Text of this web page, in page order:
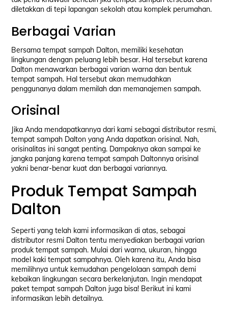
diletakkan di tepi lapangan sekolah atau komplek perumahan.
Berbagai Varian
Bersama tempat sampah Dalton, memiliki kesehatan
lingkungan dengan peluang lebih besar. Hal tersebut karena
Dalton menawarkan berbagai varian warna dan bentuk
tempat sampah. Hal tersebut akan memudahkan
penggunanya dalam memilah dan memanajemen sampah.
Orisinal
Jika Anda mendapatkannya dari kami sebagai distributor resmi,
tempat sampah Dalton yang Anda dapatkan orisinal. Nah,
orisinalitas ini sangat penting. Dampaknya akan sampai ke
jangka panjang karena tempat sampah Daltonnya orisinal
yakni benar-benar kuat dan berbagai variannya.
Produk Tempat Sampah
Dalton
Seperti yang telah kami informasikan di atas, sebagai
distributor resmi Dalton tentu menyediakan berbagai varian
produk tempat sampah. Mulai dari warna, ukuran, hingga
model kaki tempat sampahnya. Oleh karena itu, Anda bisa
memilihnya untuk kemudahan pengelolaan sampah demi
kebaikan lingkungan secara berkelanjutan. Ingin mendapat
paket tempat sampah Dalton juga bisa! Berikut ini kami
informasikan lebih detailnya.